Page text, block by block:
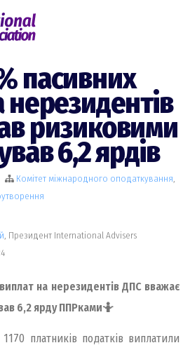
пасивних
нерезидентів
ризиковими
6,2 ярдів
Комiтет міжнародного оподаткування,
, Президент International Advisers
на нерезидентів ДПС вважає
6,2 ярду ППРками🤷
платників податків виплатили